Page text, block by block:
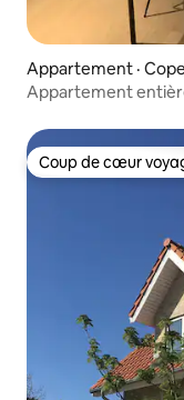
Appartement ·
Appartement
Coup de cœur
Coup de cœur